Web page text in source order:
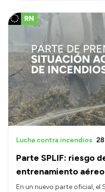
Parte SPLIF: riesgo
entrenamiento
Lucha contra incendios
En un nuevo parte oficial, el